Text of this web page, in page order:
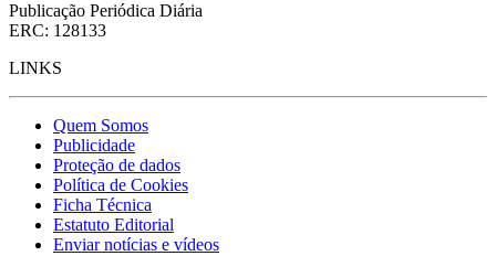
Publicação Periódica Diária
ERC: 128133
LINKS
Quem Somos
Publicidade
Proteção de dados
Política de Cookies
Ficha Técnica
Estatuto Editorial
Enviar notícias e vídeos